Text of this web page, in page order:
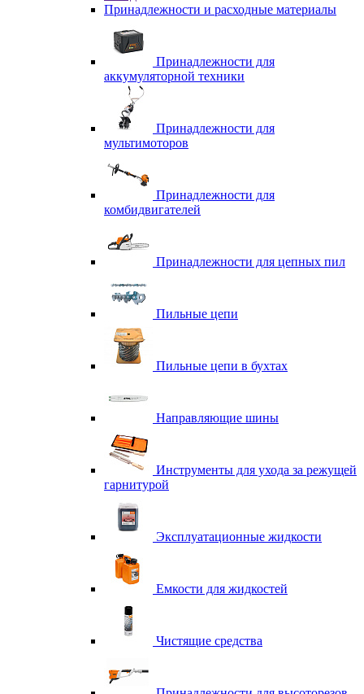
Принадлежности и расходные материалы
Принадлежности для
аккумуляторной техники
Принадлежности для
мультимоторов
Принадлежности для
комбидвигателей
Принадлежности для цепных пил
Пильные цепи
Пильные цепи в бухтах
Направляющие шины
Инструменты для ухода за режущей
гарнитурой
Эксплуатационные жидкости
Емкости для жидкостей
Чистящие средства